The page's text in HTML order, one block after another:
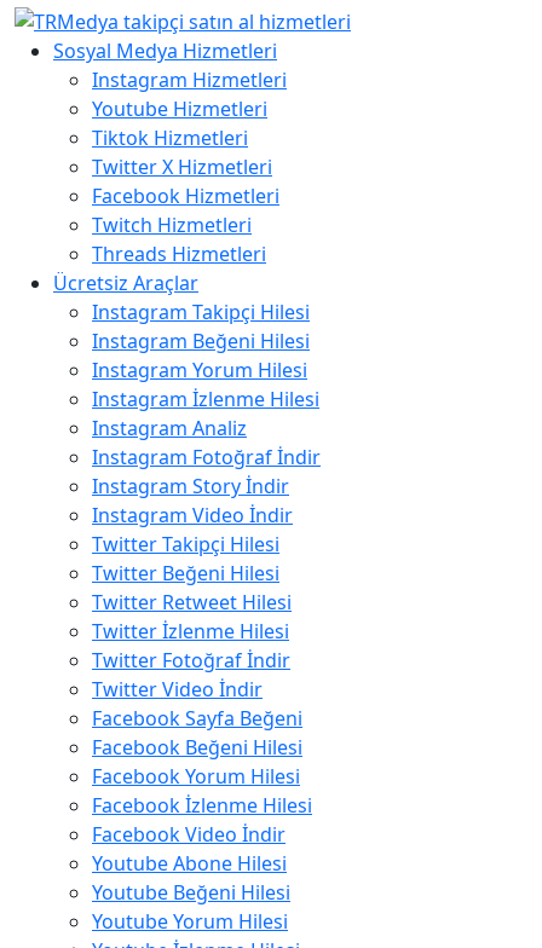
Sosyal Medya Hizmetleri
Instagram Hizmetleri
Youtube Hizmetleri
Tiktok Hizmetleri
Twitter X Hizmetleri
Facebook Hizmetleri
Twitch Hizmetleri
Threads Hizmetleri
Ücretsiz Araçlar
Instagram Takipçi Hilesi
Instagram Beğeni Hilesi
Instagram Yorum Hilesi
Instagram İzlenme Hilesi
Instagram Analiz
Instagram Fotoğraf İndir
Instagram Story İndir
Instagram Video İndir
Twitter Takipçi Hilesi
Twitter Beğeni Hilesi
Twitter Retweet Hilesi
Twitter İzlenme Hilesi
Twitter Fotoğraf İndir
Twitter Video İndir
Facebook Sayfa Beğeni
Facebook Beğeni Hilesi
Facebook Yorum Hilesi
Facebook İzlenme Hilesi
Facebook Video İndir
Youtube Abone Hilesi
Youtube Beğeni Hilesi
Youtube Yorum Hilesi